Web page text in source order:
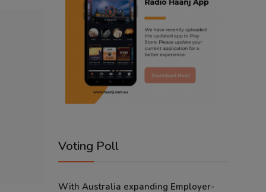
Voting Poll
With Australia expanding Employer-